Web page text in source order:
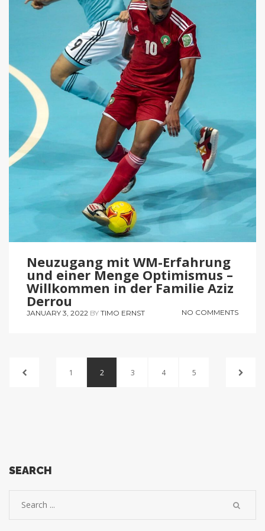
Neuzugang mit WM-Erfahrung
und einer Menge Optimismus –
Willkommen in der Familie Aziz
Derrou
JANUARY 3, 2022 BY TIMO ERNST NO COMMENTS
1 2 3 4 5
SEARCH